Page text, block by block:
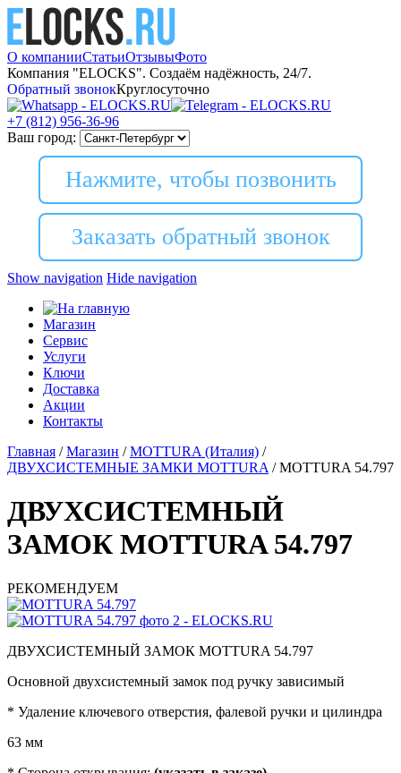
О компанииСтатьиОтзывыФото
Компания "ELOCKS". Создаём надёжность, 24/7.
Обратный звонокКруглосуточно
+7 (812) 956-36-96
Ваш город:
Нажмите, чтобы позвонить
Заказать обратный звонок
Show navigation Hide navigation
Магазин
Сервис
Услуги
Ключи
Доставка
Акции
Контакты
Главная /Магазин /MOTTURA (Италия) /
ДВУХСИСТЕМНЫЕ ЗАМКИ MOTTURA /MOTTURA 54.797
ДВУХСИСТЕМНЫЙ
ЗАМОК MOTTURA 54.797
РЕКОМЕНДУЕМ
ДВУХСИСТЕМНЫЙ ЗАМОК MOTTURA 54.797
Основной двухсистемный замок под ручку зависимый
* Удаление ключевого отверстия, фалевой ручки и цилиндра
63 мм